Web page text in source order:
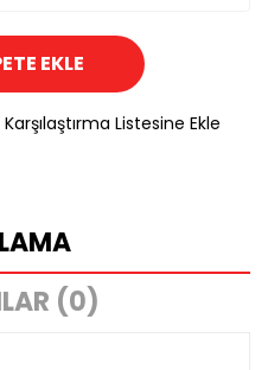
EKLE
Karşılaştırma Listesine Ekle
(0)